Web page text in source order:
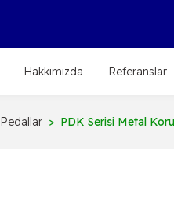
Hakkımızda Referanslar
Pedallar PDK Serisi Metal